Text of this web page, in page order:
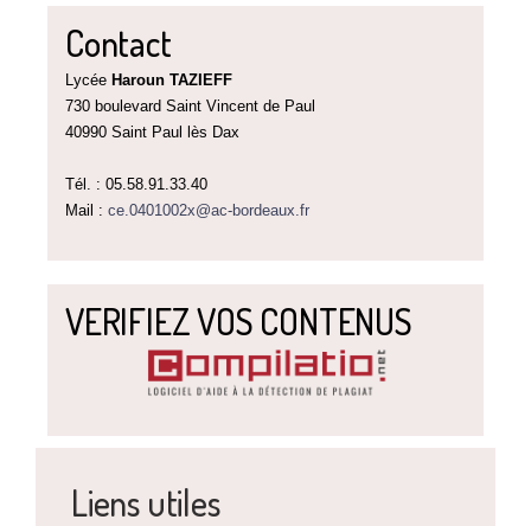
Contact
Lycée Haroun TAZIEFF
730 boulevard Saint Vincent de Paul
40990 Saint Paul lès Dax
Tél. : 05.58.91.33.40
Mail : ce.0401002x@ac-bordeaux.fr
VERIFIEZ VOS CONTENUS
Liens utiles